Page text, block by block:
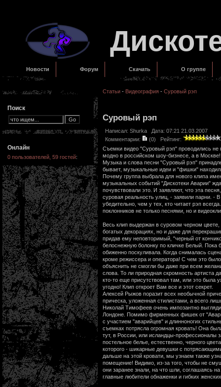
Новости Форум Скачать О группе
Поиск
Онлайн
0 пользователей, 59 гостей:
Статьи - Видеография - Суровый рэп
Суровый рэп
Написал: Shurka Дата: 07:21 21.03.2007
Комментарии:
(0) Рейтинг:
Съемки видео "Суровый рэп" проводились не
модно в российском шоу-бизнесе, а в
Музыка и слова песни "Суровый рэп"
бывает, музыкальные идеи и "фишки"
Почему группа выбрала для нового клипа
музыкальных событий "Дискотеки Аварии"
почувствовали это. И заявляют, что эта
суровая реальность улиц, - заявили парни. -
убедительно, чем у тех, кто читает рэп
поклонников не только песнями, но и
Весь клип выдержан в суровом черном цвете,
богатых декорациях, но и даже для
придав ему неповторимый, "черный от
белоснежную болонку по кличке Белый. Пока
обиженно поскуливала. Когда снималась
кроме режиссера и оператора! С чем это
объяснить не смогли бы даже при всем
слова. То ли природная скромность артиста
кто-то еще присутствовал там, или это была
угодно! Клип откроет Вам все и этот секрет.
Алексей Рыжов поразит всех необычной
прическа, уложенная стилистами, а всего
Николай Тимофеев очень импозантно
Лондоне. Помимо фирменных фишек от
с участием "аварийцев" и длинноногих
съемках потрясла огромная кровать! Она
тут, в России, или исландцы-профессионалы
постельное белье, естественно, черного
которого - шикарные девушки с
дальше на этой кровати, мы узнаем также
помещение! Видимо, из-за того, чтобы не
они заранее знали, на что шли, соглашаясь
главные любители обнаженки и гибких